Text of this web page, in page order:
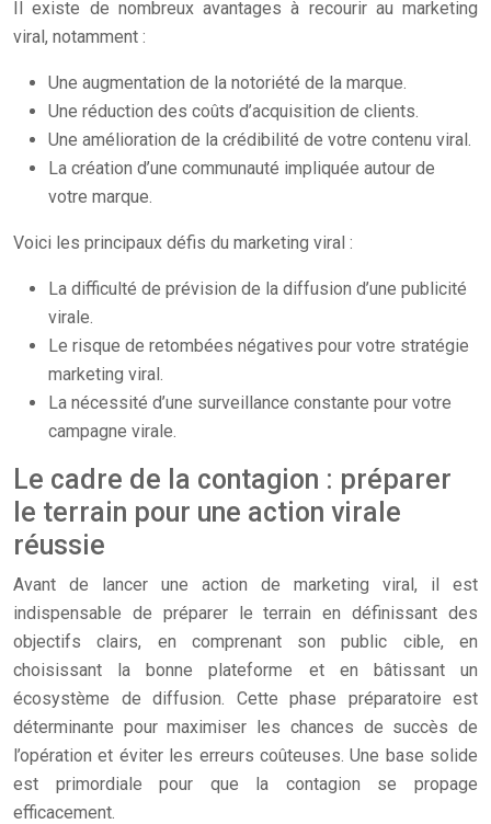
Il existe de nombreux avantages à recourir au marketing
viral, notamment :
Une augmentation de la notoriété de la marque.
Une réduction des coûts d’acquisition de clients.
Une amélioration de la crédibilité de votre contenu viral.
La création d’une communauté impliquée autour de
votre marque.
Voici les principaux défis du marketing viral :
La difficulté de prévision de la diffusion d’une publicité
virale.
Le risque de retombées négatives pour votre stratégie
marketing viral.
La nécessité d’une surveillance constante pour votre
campagne virale.
Le cadre de la contagion : préparer
le terrain pour une action virale
réussie
Avant de lancer une action de marketing viral, il est
indispensable de préparer le terrain en définissant des
objectifs clairs, en comprenant son public cible, en
choisissant la bonne plateforme et en bâtissant un
écosystème de diffusion. Cette phase préparatoire est
déterminante pour maximiser les chances de succès de
l’opération et éviter les erreurs coûteuses. Une base solide
est primordiale pour que la contagion se propage
efficacement.